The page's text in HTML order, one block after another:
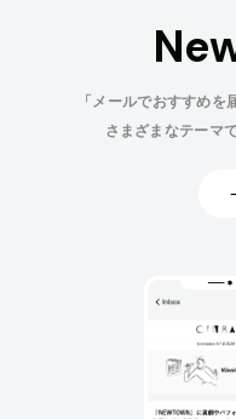
「メールでおすすめを
さまざまなテーマ